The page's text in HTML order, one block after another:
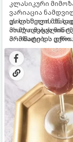
კლასიკური
ვარიაცია
დილისთვის ან
ახალი მაყვლის
არომატი და
დახვეწილ და
ეს სასმელი
მომზადებას
მომზადების დრო: